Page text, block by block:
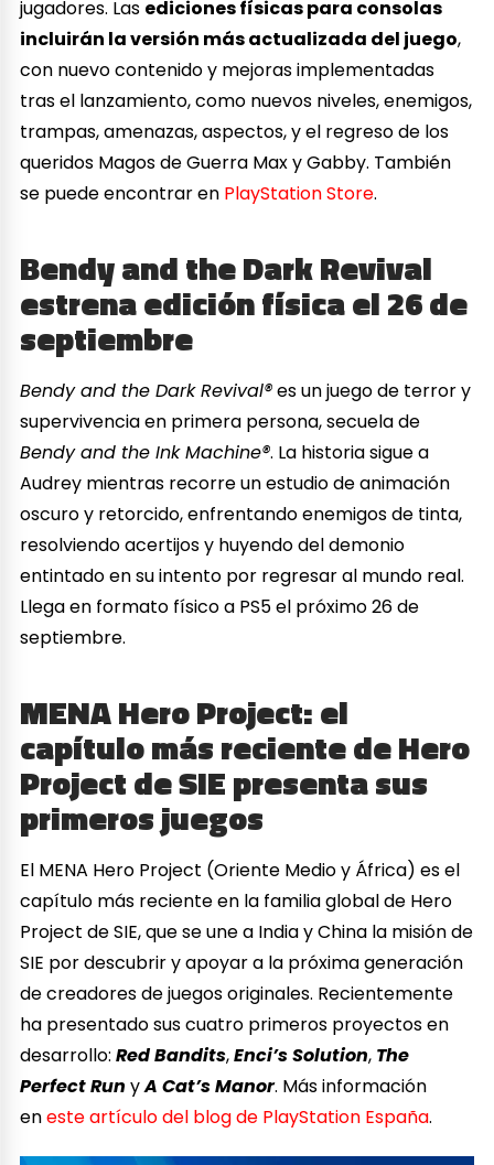
jugadores. Las ediciones físicas para consolas
incluirán la versión más actualizada del juego,
con nuevo contenido y mejoras implementadas
tras el lanzamiento, como nuevos niveles, enemigos,
trampas, amenazas, aspectos, y el regreso de los
queridos Magos de Guerra Max y Gabby. También
se puede encontrar en PlayStation Store.
Bendy and the Dark Revival
estrena edición física el 26 de
septiembre
Bendy and the Dark Revival®es un juego de terror y
supervivencia en primera persona, secuela de
Bendy and the Ink Machine®. La historia sigue a
Audrey mientras recorre un estudio de animación
oscuro y retorcido, enfrentando enemigos de tinta,
resolviendo acertijos y huyendo del demonio
entintado en su intento por regresar al mundo real.
Llega en formato físico a PS5 el próximo 26 de
septiembre.
MENA Hero Project: el
capítulo más reciente de Hero
Project de SIE presenta sus
primeros juegos
El MENA Hero Project (Oriente Medio y África) es el
capítulo más reciente en la familia global de Hero
Project de SIE, que se une a India y China la misión de
SIE por descubrir y apoyar a la próxima generación
de creadores de juegos originales. Recientemente
ha presentado sus cuatro primeros proyectos en
desarrollo: Red Bandits,Enci’s Solution, The
Perfect Run yA Cat’s Manor. Más información
eneste artículo del blog de PlayStation España.